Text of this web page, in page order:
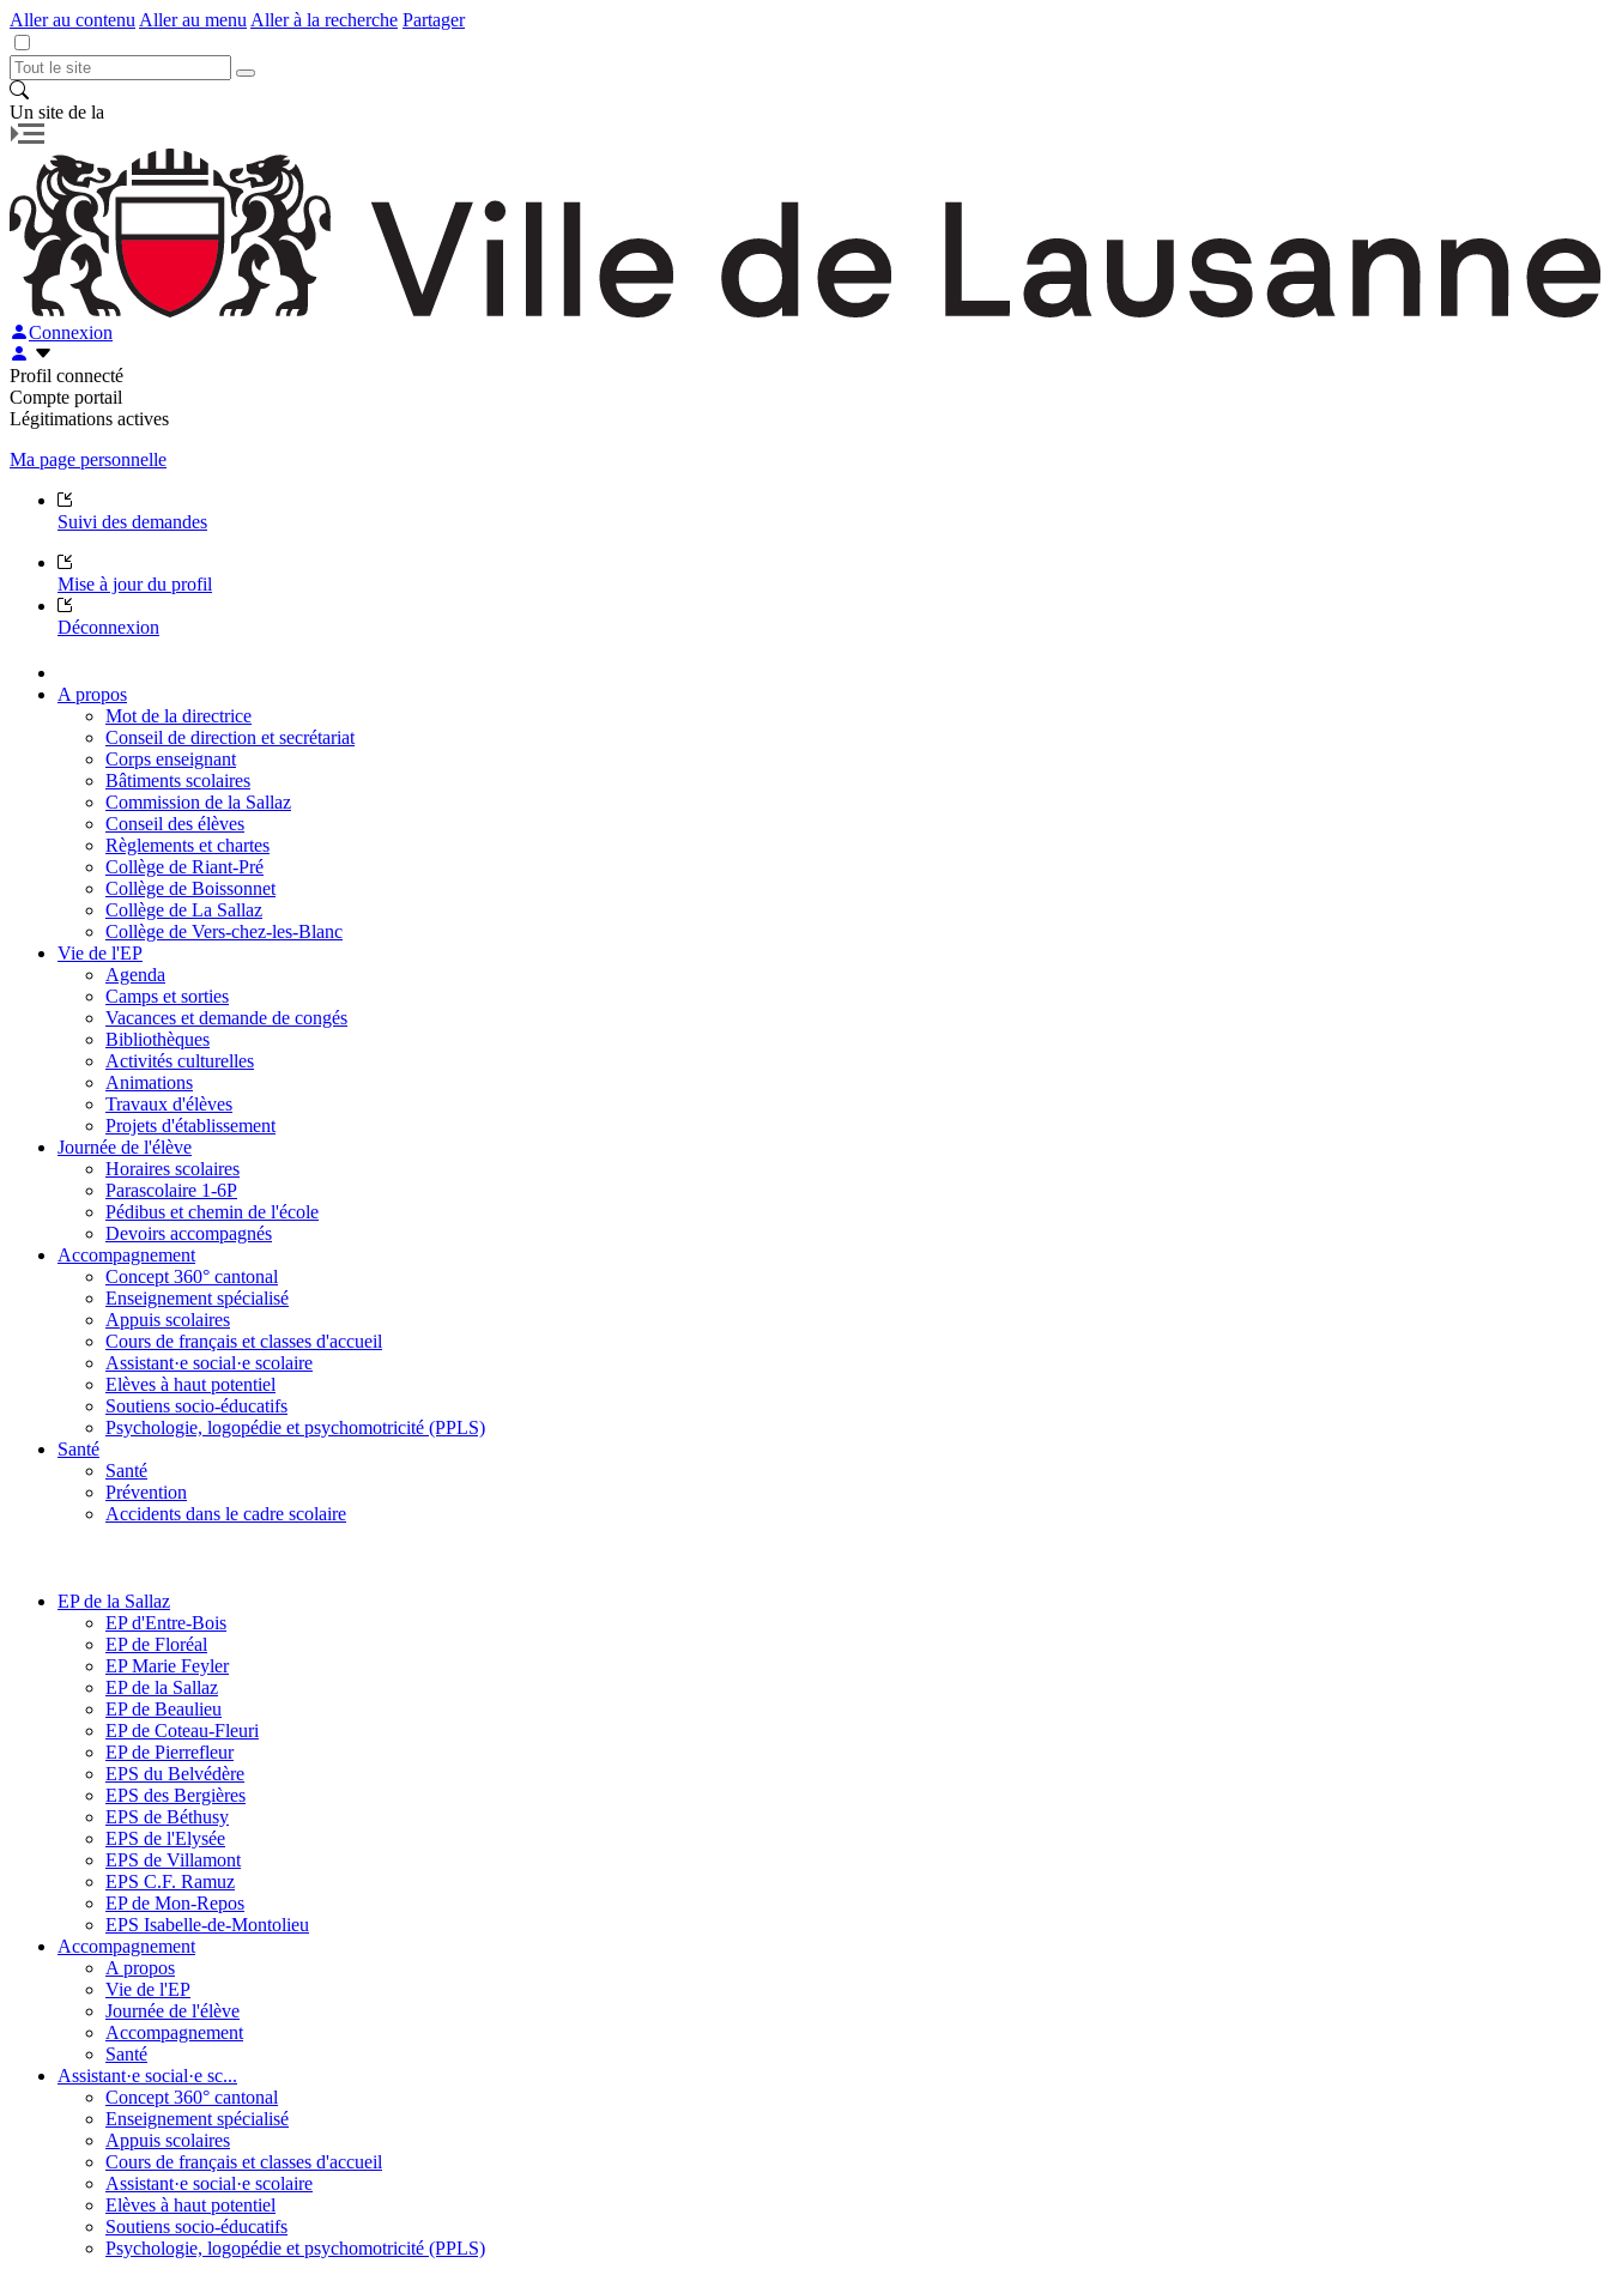
Aller au contenu Aller au menu Aller à la recherche Partager
Un site de la
Connexion
Profil connecté
Compte portail
Légitimations actives
Ma page personnelle
Suivi des demandes
Mise à jour du profil
Déconnexion
A propos
Mot de la directrice
Conseil de direction et secrétariat
Corps enseignant
Bâtiments scolaires
Commission de la Sallaz
Conseil des élèves
Règlements et chartes
Collège de Riant-Pré
Collège de Boissonnet
Collège de La Sallaz
Collège de Vers-chez-les-Blanc
Vie de l'EP
Agenda
Camps et sorties
Vacances et demande de congés
Bibliothèques
Activités culturelles
Animations
Travaux d'élèves
Projets d'établissement
Journée de l'élève
Horaires scolaires
Parascolaire 1-6P
Pédibus et chemin de l'école
Devoirs accompagnés
Accompagnement
Concept 360° cantonal
Enseignement spécialisé
Appuis scolaires
Cours de français et classes d'accueil
Assistant·e social·e scolaire
Elèves à haut potentiel
Soutiens socio-éducatifs
Psychologie, logopédie et psychomotricité (PPLS)
Santé
Santé
Prévention
Accidents dans le cadre scolaire
EP de la Sallaz
EP d'Entre-Bois
EP de Floréal
EP Marie Feyler
EP de la Sallaz
EP de Beaulieu
EP de Coteau-Fleuri
EP de Pierrefleur
EPS du Belvédère
EPS des Bergières
EPS de Béthusy
EPS de l'Elysée
EPS de Villamont
EPS C.F. Ramuz
EP de Mon-Repos
EPS Isabelle-de-Montolieu
Accompagnement
A propos
Vie de l'EP
Journée de l'élève
Accompagnement
Santé
Assistant·e social·e sc...
Concept 360° cantonal
Enseignement spécialisé
Appuis scolaires
Cours de français et classes d'accueil
Assistant·e social·e scolaire
Elèves à haut potentiel
Soutiens socio-éducatifs
Psychologie, logopédie et psychomotricité (PPLS)